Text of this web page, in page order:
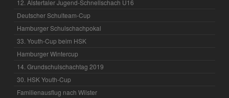
12. Alstertaler Jugend-Schnellschach U16
Deutscher Schulteam-Cup
Hamburger Schulschachpokal
33. Youth-Cup beim HSK
Hamburger Wintercup
14. Grundschulschachtag 2019
30. HSK Youth-Cup
Familienausflug nach Wilster